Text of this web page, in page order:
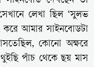
লেখা ছিল ‘সুলভ
করে আমার সাইনবোডটা
কোনো অক্ষরে
থুইছি পাঁচ থেকে ছয় মাস